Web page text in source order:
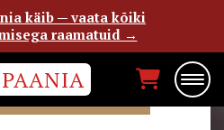
HICKEY
käib — vaata kõiki
raamatuid →